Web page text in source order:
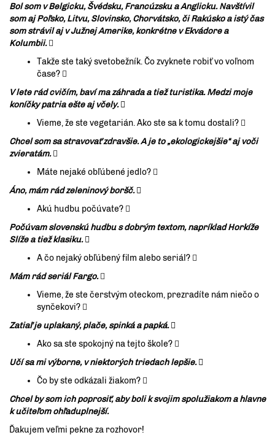
Bol som v Belgicku, Švédsku, Francúzsku a Anglicku. Navštívil
som aj Poľsko, Litvu, Slovinsko, Chorvátsko, či Rakúsko a istý čas
som strávil aj v Južnej Amerike, konkrétne v Ekvádore a
Kolumbii.
Takže ste taký svetobežník. Čo zvyknete robiť vo voľnom
čase? 
V lete rád cvičím, baví ma záhrada a tiež turistika. Medzi moje
koníčky patria ešte aj včely. 
Vieme, že ste vegetarián. Ako ste sa k tomu dostali? 
Chcel som sa stravovať zdravšie. A je to „ekologickejšie“ aj voči
zvieratám.
Máte nejaké obľúbené jedlo? 
Áno, mám rád zeleninový boršč. 
Akú hudbu počúvate? 
Počúvam slovenskú hudbu s dobrým textom, napríklad Horkíže
Slíže a tiež klasiku. 
A čo nejaký obľúbený film alebo seriál? 
Mám rád seriál Fargo.
Vieme, že ste čerstvým oteckom, prezradíte nám niečo o
synčekovi? 
Zatiaľ je uplakaný, plače, spinká a papká. 
Ako sa ste spokojný na tejto škole? 
Učí sa mi výborne, v niektorých triedach lepšie. 
Čo by ste odkázali žiakom? 
Chcel by som ich poprosiť, aby boli k svojim spolužiakom a hlavne
k učiteľom ohľaduplnejší.
Ďakujem veľmi pekne za rozhovor!